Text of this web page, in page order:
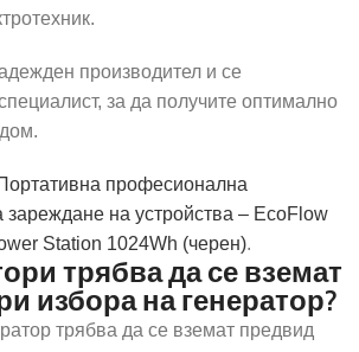
производител и се
за да получите оптимално
професионална
зареждане на устройства – EcoFlow
Station 1024Wh (черен).
трябва да се вземат
избора на генератор?
трябва да се вземат предвид